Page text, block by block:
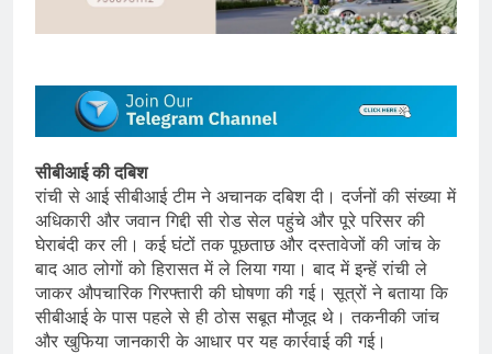
सीबीआई की दबिश
रांची से आई सीबीआई टीम ने अचानक दबिश दी। दर्जनों की संख्या में
अधिकारी और जवान गिद्दी सी रोड सेल पहुंचे और पूरे परिसर की
घेराबंदी कर ली। कई घंटों तक पूछताछ और दस्तावेजों की जांच के
बाद आठ लोगों को हिरासत में ले लिया गया। बाद में इन्हें रांची ले
जाकर औपचारिक गिरफ्तारी की घोषणा की गई। सूत्रों ने बताया कि
सीबीआई के पास पहले से ही ठोस सबूत मौजूद थे। तकनीकी जांच
और खुफिया जानकारी के आधार पर यह कार्रवाई की गई।